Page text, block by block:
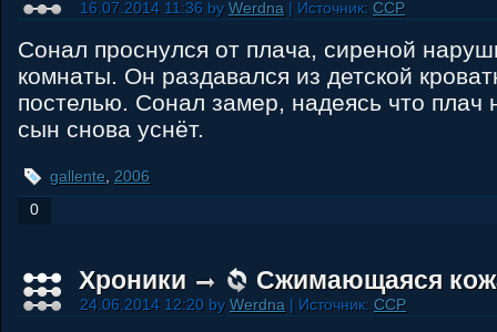
16.07.2014 11:36 byWerdna | Источник: CCP
Сонал проснулся от плача, сиреной
комнаты. Он раздавался из детской
постелью. Сонал замер, надеясь что плач
сын снова уснёт.
gallente, 2006
0
Хроники Сжимающаяся
24.06.2014 12:20 byWerdna | Источник: CCP